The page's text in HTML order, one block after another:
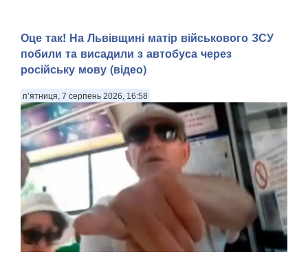
Оце так! На Львівщині матір військового ЗСУ
побили та висадили з автобуса через
російську мову (відео)
п’ятниця, 7 серпень 2026, 16:58